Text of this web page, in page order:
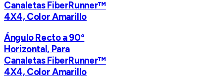
Canaletas FiberRunner™
4X4, Color Amarillo
Ángulo Recto a 90º
Horizontal, Para
Canaletas FiberRunner™
4X4, Color Amarillo